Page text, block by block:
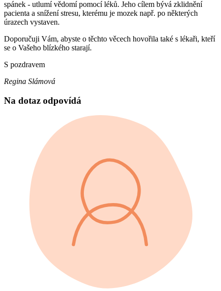
spánek - utlumí vědomí pomocí léků. Jeho cílem bývá zklidnění
pacienta a snížení stresu, kterému je mozek např. po některých
úrazech vystaven.
Doporučuji Vám, abyste o těchto věcech hovořila také s lékaři, kteří
se o Vašeho blízkého starají.
S pozdravem
Regina Slámová
Na dotaz odpovídá